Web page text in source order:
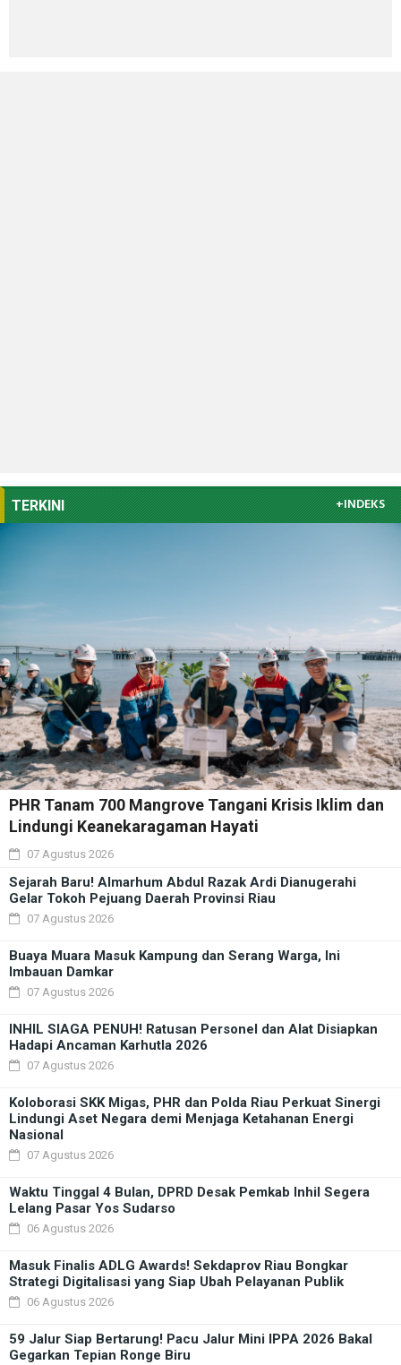
TERKINI +INDEKS
PHR Tanam 700 Mangrove Tangani Krisis Iklim dan
Lindungi Keanekaragaman Hayati
07 Agustus 2026
Sejarah Baru! Almarhum Abdul Razak Ardi Dianugerahi
Gelar Tokoh Pejuang Daerah Provinsi Riau
07 Agustus 2026
Buaya Muara Masuk Kampung dan Serang Warga, Ini
Imbauan Damkar
07 Agustus 2026
INHIL SIAGA PENUH! Ratusan Personel dan Alat Disiapkan
Hadapi Ancaman Karhutla 2026
07 Agustus 2026
Koloborasi SKK Migas, PHR dan Polda Riau Perkuat Sinergi
Lindungi Aset Negara demi Menjaga Ketahanan Energi
Nasional
07 Agustus 2026
Waktu Tinggal 4 Bulan, DPRD Desak Pemkab Inhil Segera
Lelang Pasar Yos Sudarso
06 Agustus 2026
Masuk Finalis ADLG Awards! Sekdaprov Riau Bongkar
Strategi Digitalisasi yang Siap Ubah Pelayanan Publik
06 Agustus 2026
59 Jalur Siap Bertarung! Pacu Jalur Mini IPPA 2026 Bakal
Gegarkan Tepian Ronge Biru